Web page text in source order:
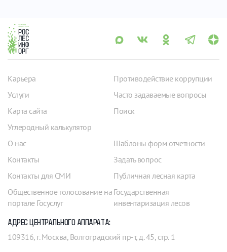
Карьера
Услуги
Карта сайта
Углеродный калькулятор
Противодействие коррупции
Часто задаваемые вопросы
Поиск
О нас
Контакты
Контакты для СМИ
Общественное голосование на
портале Госуслуг
Шаблоны форм отчетности
Задать вопрос
Публичная лесная карта
Государственная
инвентаризация лесов
АДРЕС ЦЕНТРАЛЬНОГО АППАРАТА:
109316, г. Москва, Волгоградский пр-т, д. 45, стр. 1